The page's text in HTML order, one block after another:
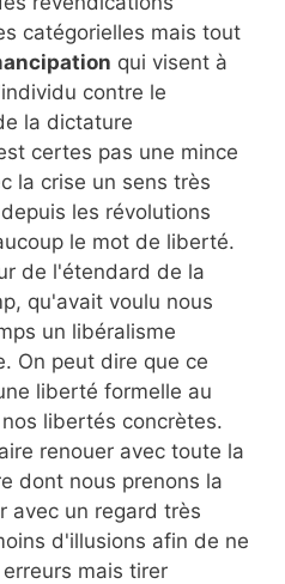
catégorielles mais tout
qui visent à
contre le
la dictature
certes pas une mince
la crise un sens très
les révolutions
le mot de liberté.
de l'étendard de la
qu'avait voulu nous
un libéralisme
On peut dire que ce
liberté formelle au
libertés concrètes.
renouer avec toute la
dont nous prenons la
avec un regard très
d'illusions afin de ne
mais tirer